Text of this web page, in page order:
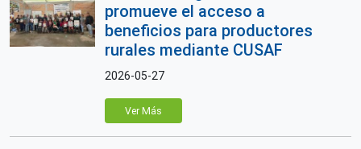
promueve el acceso a
beneficios para productores
rurales mediante CUSAF
2026-05-27
Ver Más